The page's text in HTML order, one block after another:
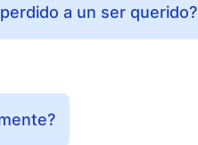
a un ser querido?